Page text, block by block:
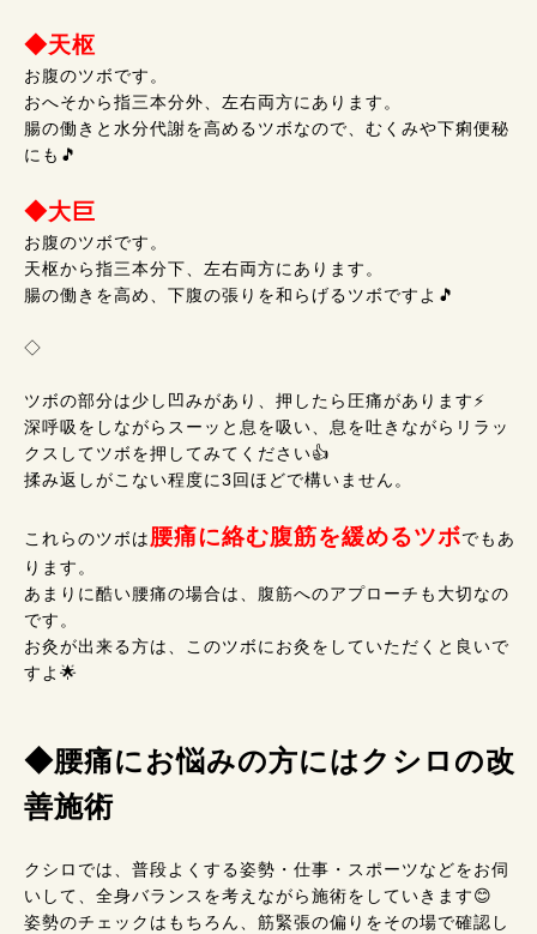
◆天枢
お腹のツボです。
おへそから指三本分外、左右両方にあります。
腸の働きと水分代謝を高めるツボなので、むくみや下痢便秘
にも🎵
◆大巨
お腹のツボです。
天枢から指三本分下、左右両方にあります。
腸の働きを高め、下腹の張りを和らげるツボですよ🎵
◇
ツボの部分は少し凹みがあり、押したら圧痛があります⚡
深呼吸をしながらスーッと息を吸い、息を吐きながらリラッ
クスしてツボを押してみてください👍
揉み返しがこない程度に3回ほどで構いません。
これらのツボは腰痛に絡む腹筋を緩めるツボでもあ
ります。
あまりに酷い腰痛の場合は、腹筋へのアプローチも大切なの
です。
お灸が出来る方は、このツボにお灸をしていただくと良いで
すよ🌟
◆腰痛にお悩みの方にはクシロの改
善施術
クシロでは、普段よくする姿勢・仕事・スポーツなどをお伺
いして、全身バランスを考えながら施術をしていきます😊
姿勢のチェックはもちろん、筋緊張の偏りをその場で確認し